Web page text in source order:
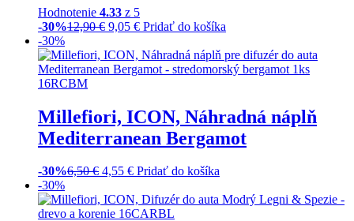
Hodnotenie 4.33 z 5
-30%12,90€ 9,05 € Pridať do košíka
-30%
Millefiori, ICON, Náhradná náplň
Mediterranean Bergamot
-30%6,50€ 4,55 € Pridať do košíka
-30%